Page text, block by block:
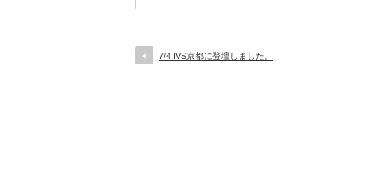
7/4 IVS京都に登壇しました。